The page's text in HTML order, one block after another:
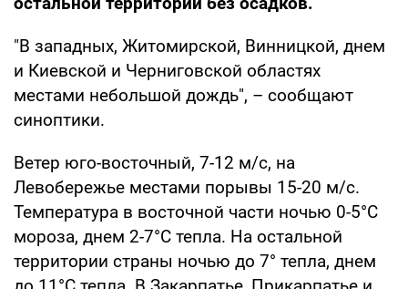
"В западных, Житомирской, Винницкой, днем
и Киевской и Черниговской областях
местами небольшой дождь", – сообщают
синоптики.
Ветер юго-восточный, 7-12 м/с, на
Левобережье местами порывы 15-20 м/с.
Температура в восточной части ночью 0-5°С
мороза, днем 2-7°С тепла. На остальной
территории страны ночью до 7° тепла, днем